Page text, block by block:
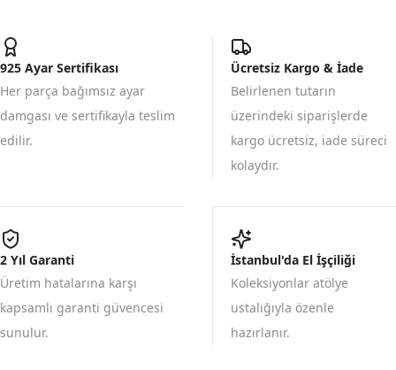
925 Ayar Sertifikası
Her parça bağımsız ayar
damgası ve sertifikayla teslim
edilir.
Ücretsiz Kargo & İade
Belirlenen tutarın
üzerindeki siparişlerde
kargo ücretsiz, iade süreci
kolaydır.
2 Yıl Garanti
Üretim hatalarına karşı
kapsamlı garanti güvencesi
sunulur.
İstanbul'da El İşçiliği
Koleksiyonlar atölye
ustalığıyla özenle
hazırlanır.